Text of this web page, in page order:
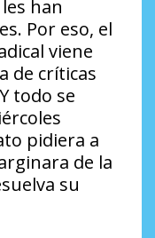
han
Por eso, el
viene
de críticas
todo se
pidiera a
de la
su